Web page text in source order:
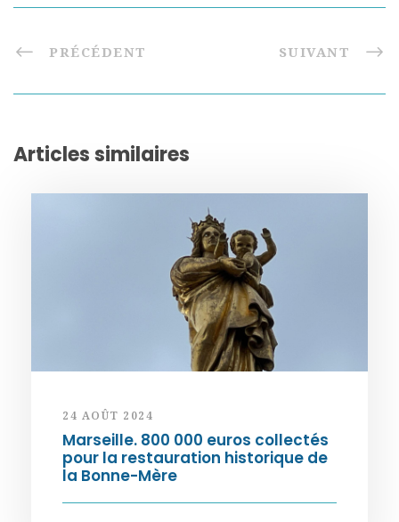
PRÉCÉDENT SUIVANT
Articles similaires
24 AOÛT 2024
Marseille. 800 000 euros collectés
pour la restauration historique de
la Bonne-Mère